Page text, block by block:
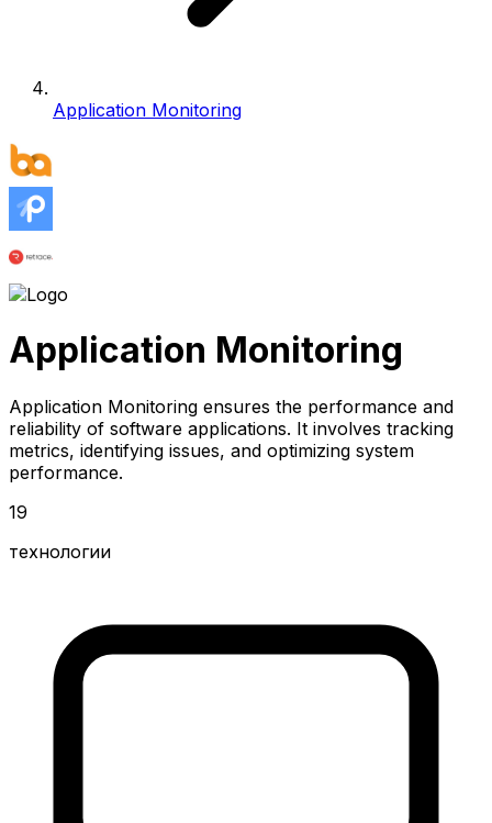
Application Monitoring
Application Monitoring
Application Monitoring ensures the performance and
reliability of software applications. It involves tracking
metrics, identifying issues, and optimizing system
performance.
19
технологии